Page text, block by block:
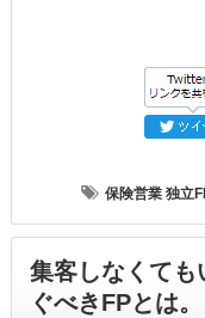
保険営業 独立
集客しなくても
ぐべきFPとは。